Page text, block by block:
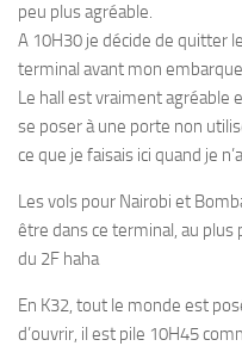
peu plus agréable.
A 10H30 je décide de quitter
terminal avant mon
Le hall est vraiment agréable
se poser à une porte non
ce que je faisais ici quand je
Les vols pour Nairobi et
être dans ce terminal, au plus
du 2F haha
En K32, tout le monde est
d’ouvrir, il est pile 10H45